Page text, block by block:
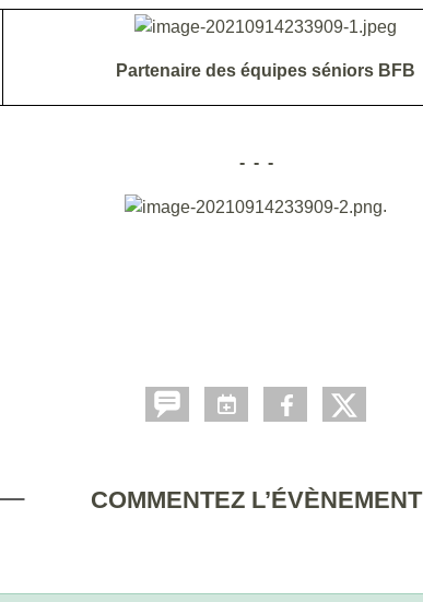
Partenaire des équipes séniors BFB
- - -
.
COMMENTEZ L’ÉVÈNEMENT